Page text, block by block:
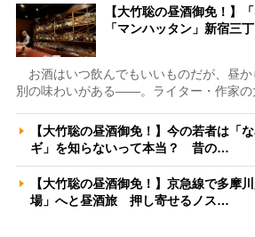
【大竹聡の昼酒御免！】
「マンハッタン」新宿三
お酒はいつ飲んでもいいものだが、昼か
別の味わいがある――。ライター・作家の
【大竹聡の昼酒御免！】今の若者は「
ギ」を知らないって本当？ 昔の…
【大竹聡の昼酒御免！】京急線で多摩
場」へと昼酒旅 押し寄せるノス…